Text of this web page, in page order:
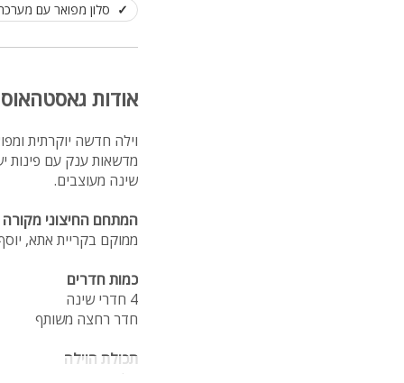
סלון מפואר עם מערכת
אודות גאסטהאוס
וילה חדשה יוקרתית
שינה מעוצבים.
המתחם החיצוני
ממוקם בקריית אתא, יוסף
כמות חדרים
4 חדרי שינה
חדר רחצה משותף
תכולת הוילה
סלון עם מערכת